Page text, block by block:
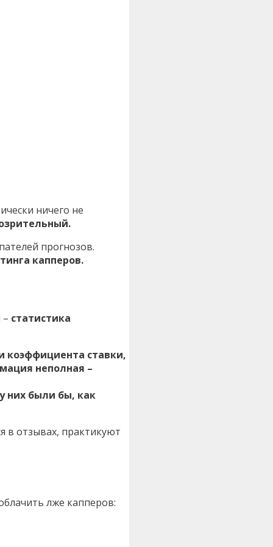
ничего не
прогнозов.
капперов.
статистика
коэффициента ставки,
неполная –
них были бы, как
в отзывах, практикуют
лже капперов: